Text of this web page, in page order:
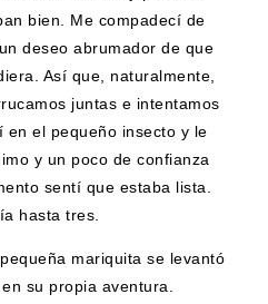
bien. Me compadecí de
deseo abrumador de que
Así que, naturalmente,
juntas e intentamos
en el pequeño insecto y le
y un poco de confianza
sentí que estaba lista.
hasta tres.
mariquita se levantó
su propia aventura.